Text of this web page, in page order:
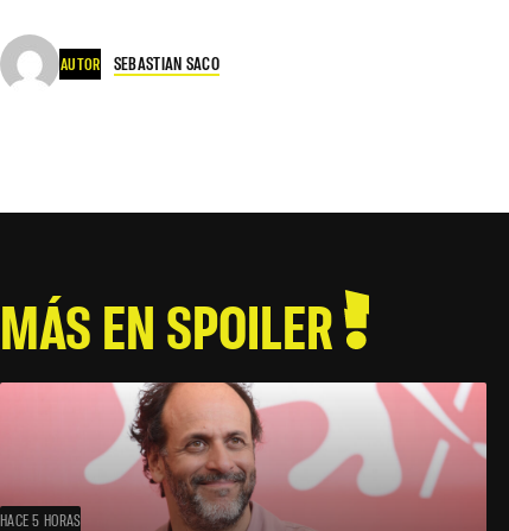
AUTOR SEBASTIAN SACO
MÁS EN SPOILER
HACE 5 HORAS